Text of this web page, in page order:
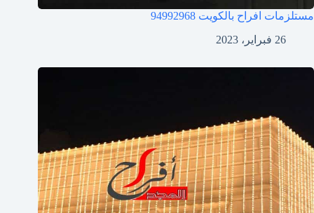
مستلزمات افراح بالكويت 94992968
26 فبراير، 2023